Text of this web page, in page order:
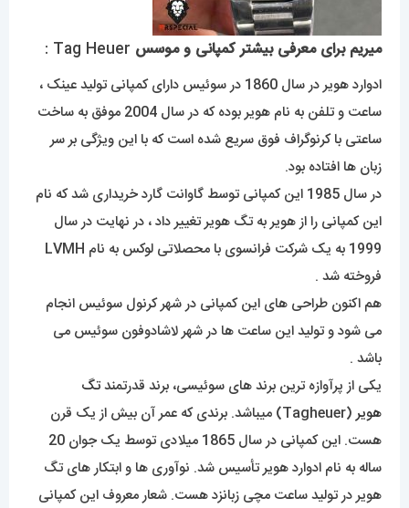
میریم برای معرفی بیشتر کمپانی و موسس Tag Heuer :
ادوارد هویر در سال 1860 در سوئیس دارای کمپانی تولید عینک ،
ساعت و تلفن به نام هویر بوده که در سال 2004 موفق به ساخت
ساعتی با کرنوگراف فوق سریع شده است که با این ویژگی بر سر
زبان ها افتاده بود.
در سال 1985 این کمپانی توسط گاوانت گارد خریداری شد که نام
این کمپانی را از هویر به تگ هویر تغییر داد ، در نهایت در سال
1999 به یک شرکت فرانسوی با محصلاتی لوکس به نام LVMH
فروخته شد .
هم اکنون طراحی های این کمپانی در شهر کرنول سوئیس انجام
می شود و تولید این ساعت ها در شهر لاشادوفون سوئیس می
باشد .
یکی از پرآوازه ترین برند های سوئیسی، برند قدرتمندتگ
هویر
(Tagheuer) میباشد. برندی که عمر آن بیش از یک قرن
هست. این کمپانی در سال 1865 میلادی توسط یک جوان 20
ساله به نام ادوارد هویر تأسیس شد. نوآوری ها و ابتکار های تگ
هویر در تولید ساعت مچی زبانزد هست. شعار معروف این کمپانی